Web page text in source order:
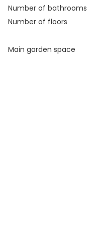
Number of bathrooms
Number of floors
Main garden space